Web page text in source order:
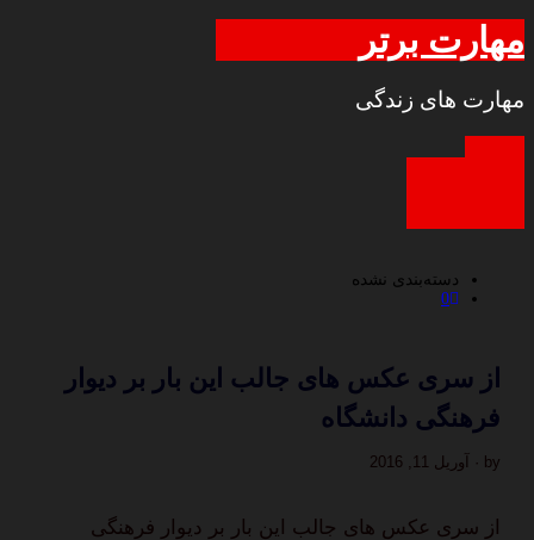
مهارت برتر
مهارت های زندگی
دسته‌بندی نشده
0
از سری عکس های جالب این بار بر دیوار
فرهنگی دانشگاه
by · آوریل 11, 2016
از سری عکس های جالب این بار بر دیوار فرهنگی